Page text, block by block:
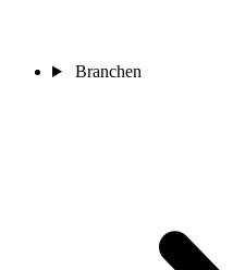
Branchen